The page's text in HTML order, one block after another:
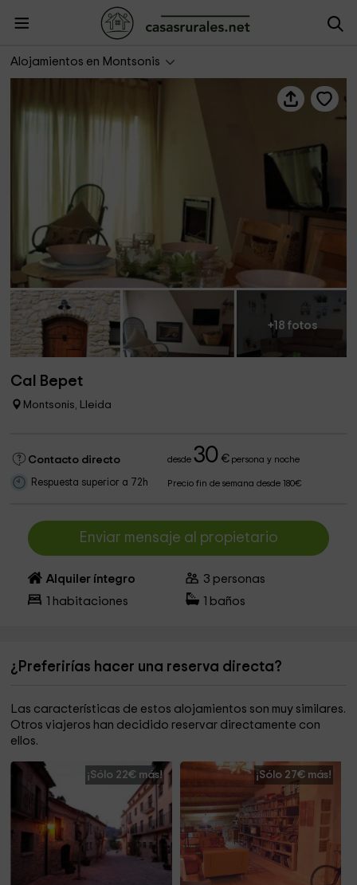
Alojamientos en Montsonis
+18 fotos
Cal Bepet
Montsonis, Lleida
Contacto directo desde30 €persona y noche
Respuesta superior a 72h Precio fin de semana desde 180€
Enviar mensaje al propietario
Alquiler íntegro 3 personas
habitaciones baños
¿Preferirías hacer una reserva directa?
Las características de estos alojamientos son muy similares.
Otros viajeros han decidido reservar directamente con
ellos.
¡Sólo 22€ más! ¡Sólo 27€ más!